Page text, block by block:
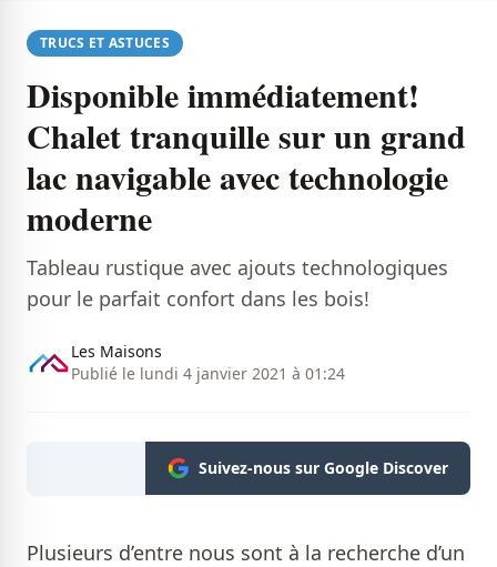
TRUCS ET ASTUCES
Disponible immédiatement!
Chalet tranquille sur un grand
lac navigable avec technologie
moderne
​Tableau rustique avec ajouts technologiques
pour le parfait confort dans les bois!
Les Maisons
Publié le lundi 4 janvier 2021 à 01:24
Suivez-nous sur Google Discover
Plusieurs d’entre nous sont à la recherche d’un